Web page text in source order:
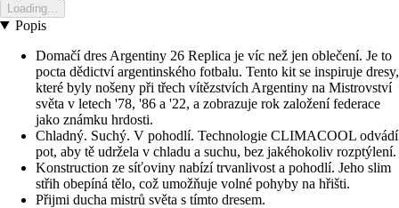
Loading...
Popis
Domačí dres Argentiny 26 Replica je víc než jen oblečení. Je to
pocta dědictví argentinského fotbalu. Tento kit se inspiruje dresy,
které byly nošeny při třech vítězstvích Argentiny na Mistrovství
světa v letech '78, '86 a '22, a zobrazuje rok založení federace
jako známku hrdosti.
Chladný. Suchý. V pohodlí. Technologie CLIMACOOL odvádí
pot, aby tě udržela v chladu a suchu, bez jakéhokoliv rozptýlení.
Konstruction ze síťoviny nabízí trvanlivost a pohodlí. Jeho slim
střih obepíná tělo, což umožňuje volné pohyby na hřišti.
Přijmi ducha mistrů světa s tímto dresem.